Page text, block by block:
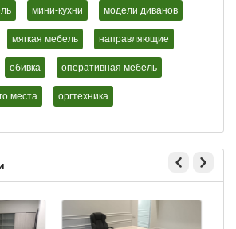
мини-кухни модели диванов
мягкая мебель направляющие
обивка оперативная мебель
места оргтехника